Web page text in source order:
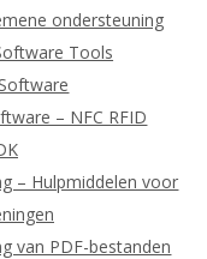
ondersteuning
Tools
– NFC RFID
– Hulpmiddelen voor
van PDF-bestanden